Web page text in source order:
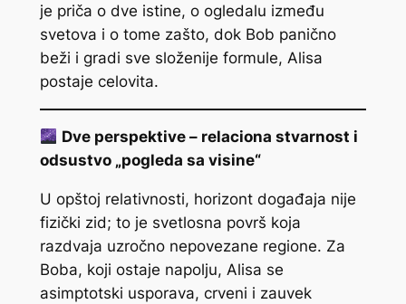
je priča o dve istine, o ogledalu između
svetova i o tome zašto, dok Bob panično
beži i gradi sve složenije formule, Alisa
postaje celovita.
Dve perspektive – relaciona stvarnost i
odsustvo „pogleda sa visine“
U opštoj relativnosti, horizont događaja nije
fizički zid; to je svetlosna površ koja
razdvaja uzročno nepovezane regione. Za
Boba, koji ostaje napolju, Alisa se
asimptotski usporava, crveni i zauvek